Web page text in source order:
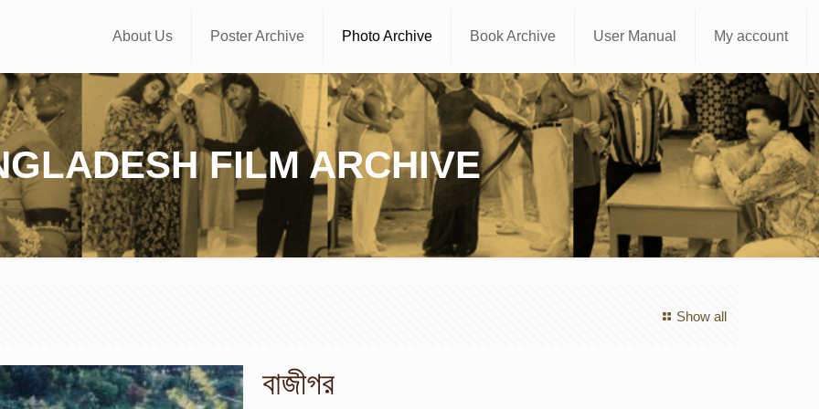
About Us Poster Archive Photo Archive Book Archive User Manual My account
FILM ARCHIVE
Show all
বাজীগর